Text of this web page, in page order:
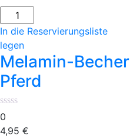
Melamin-
Becher
Pferd
Menge
In die Reservierungsliste
legen
Melamin-Becher
Pferd
0
4,95 €